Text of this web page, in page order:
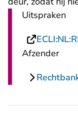
Uitspraken
Afzender